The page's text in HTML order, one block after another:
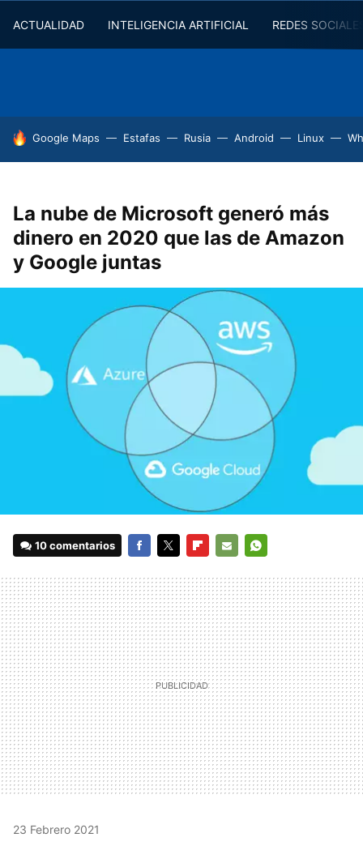
ACTUALIDAD INTELIGENCIA ARTIFICIAL REDES
HOY SE HABLA DE
Google Maps Estafas Rusia Android Linux
La nube de Microsoft generó más
dinero en 2020 que las de Amazon
y Google juntas
10 comentarios
MAIL
23 Febrero 2021